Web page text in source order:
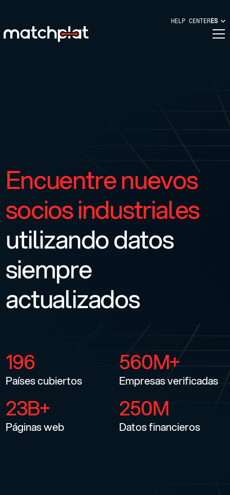
HELP CENTERES
Encuentre nuevos
socios industriales
utilizando datos
siempre
actualizados
196
Países cubiertos
560M+
Empresas verificadas
23B+
Páginas web
250M
Datos financieros